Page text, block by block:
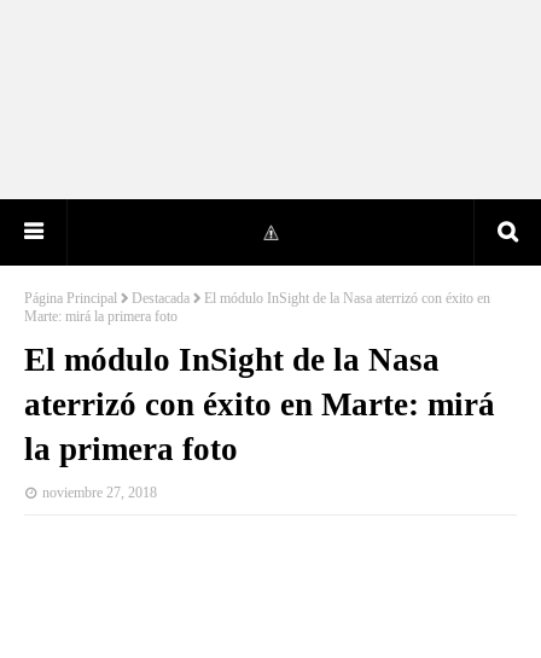
Página Principal Destacada
El módulo InSight de la Nasa aterrizó con éxito en
Marte: mirá la primera foto
El módulo InSight de la Nasa
aterrizó con éxito en Marte: mirá
la primera foto
noviembre 27, 2018